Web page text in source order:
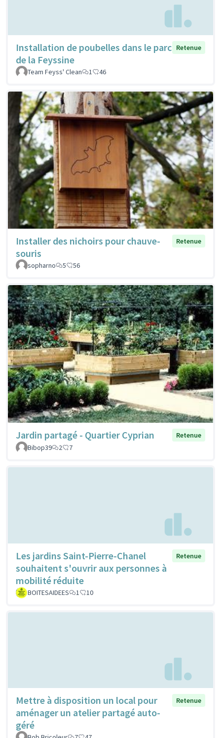
Installation de poubelles dans le parc
de la Feyssine
Retenue
Team Feyss' Clean 1 46
Installer des nichoirs pour chauve-
souris
Retenue
sopharno 5 56
Jardin partagé - Quartier Cyprian
Retenue
Bibop39
2 7
Les jardins Saint-Pierre-Chanel
souhaitent s'ouvrir aux personnes à
mobilité réduite
Retenue
BOITESAIDEES 1 10
Mettre à disposition un local pour
aménager un atelier partagé auto-
géré
Retenue